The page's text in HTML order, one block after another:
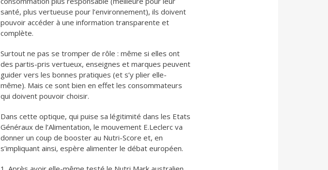
santé, plus vertueuse pour l’environnement), ils doivent
pouvoir accéder à une information transparente et
complète.
Surtout ne pas se tromper de rôle : même si elles ont
des partis-pris vertueux, enseignes et marques peuvent
guider vers les bonnes pratiques (et s’y plier elle-
même). Mais ce sont bien en effet les consommateurs
qui doivent pouvoir choisir.
Dans cette optique, qui puise sa légitimité dans les Etats
Généraux de l’Alimentation, le mouvement E.Leclerc va
donner un coup de booster au Nutri-Score et, en
s’impliquant ainsi, espère alimenter le débat européen.